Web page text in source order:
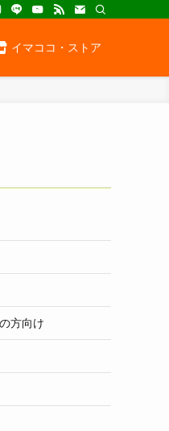
イマココ・ストア
方向け